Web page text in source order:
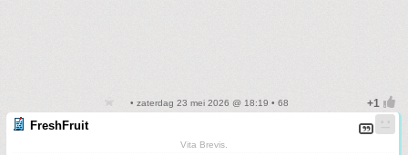
• zaterdag 23 mei 2026 @ 18:19 • 68
FreshFruit
Vita Brevis.